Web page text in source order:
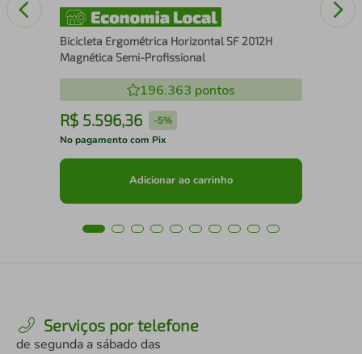
Bicicleta Ergométrica Horizontal SF 2012H
Magnética Semi-Profissional
196.363 pontos
R$ 5.596,36 -5%
No pagamento com Pix
Adicionar ao carrinho
Serviços por telefone
de segunda a sábado das